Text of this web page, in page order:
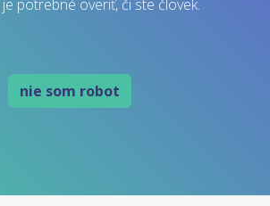
je potrebné overiť, či ste človek.
nie som robot